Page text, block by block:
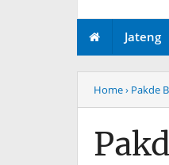
Jateng
Home› Pakde